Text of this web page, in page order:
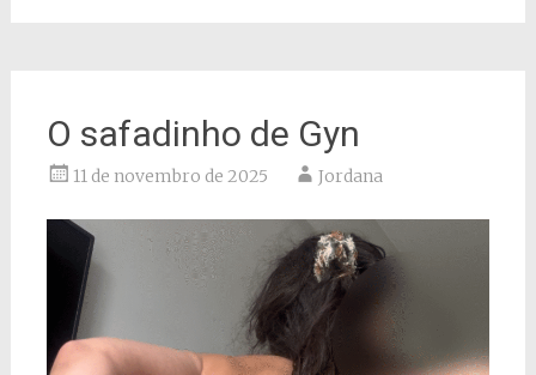
O safadinho de Gyn
11 de novembro de 2025 Jordana